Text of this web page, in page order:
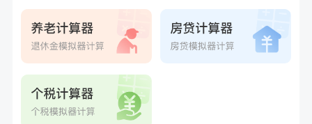
刚刚
成功预约了女性VIP体检套餐